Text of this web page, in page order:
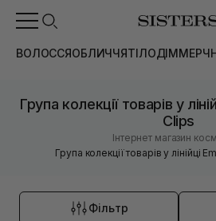
ВОЛОССЯОБЛИЧЧЯТІЛОДІММЕРЧ
Група колекції товарів у
Clips
Інтернет магазин
Група колекції товарів у лінійці
Фільтр